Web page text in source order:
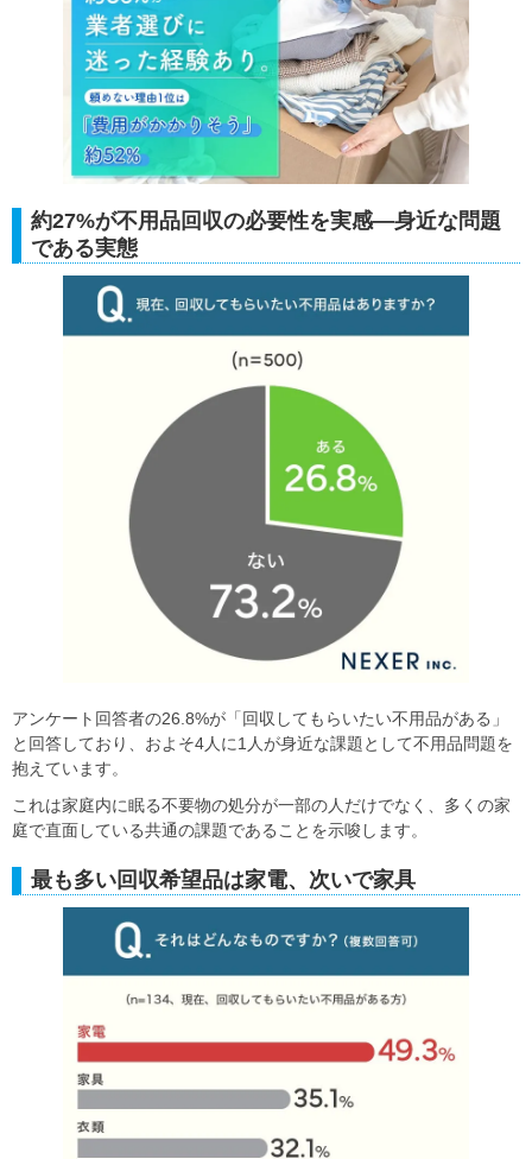
約27%が不用品回収の必要性を実感―身近な問題
である実態
アンケート回答者の26.8%が「回収してもらいたい不用品がある」
と回答しており、およそ4人に1人が身近な課題として不用品問題を
抱えています。
これは家庭内に眠る不要物の処分が一部の人だけでなく、多くの家
庭で直面している共通の課題であることを示唆します。
最も多い回収希望品は家電、次いで家具